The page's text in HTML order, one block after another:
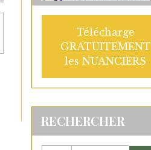
Télécharge
GRATUITEMENT
les NUANCIERS
RECHERCHER